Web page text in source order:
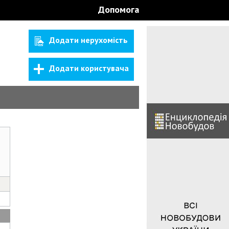
Допомога
Додати нерухомість
Додати користувача